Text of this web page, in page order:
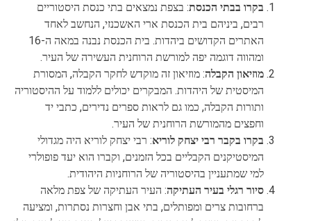
בקרו בבתי הכנסת: בצפת נמצאים בתי כנסת היסטוריים
רבים, ביניהם בית הכנסת ארי האשכנזי, הנחשב לאחד
האתרים הקדושים ביהדות. בית הכנסת נבנה במאה ה-16
ומהווה דוגמה יפה למורשת הרוחנית העשירה של העיר.
מוזיאון הקבלה: מוזיאון זה מוקדש לחקר הקבלה, המסורת
המיסטית של היהדות. המבקרים יכולים ללמוד על ההיסטוריה
ותורות הקבלה, כמו גם לראות ספרים נדירים, כתבי יד
וחפצים מהמורשת הרוחנית של העיר.
בקרו בקבר רבי יצחק לוריא: רבי יצחק לוריא היה מגדולי
המיסטיקנים הקבליים בכל הזמנים, וקברו הוא יעד פופולרי
למי שמתעניין בהיסטוריה של הרוחניות היהודית.
סיור רגלי בעיר העתיקה: העיר העתיקה של צפת מלאה
ברחובות צרים ומפותלים, בתי אבן וחצרות נסתרות, ומציעה